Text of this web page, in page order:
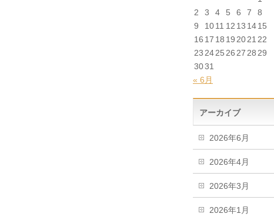
2
3 4 5 6 7
8
9
1011 12 13 1415
16 17 18 19 2021 22
23 2425 26 27 28 29
3031
« 6月
アーカイブ
2026年6月
2026年4月
2026年3月
2026年1月